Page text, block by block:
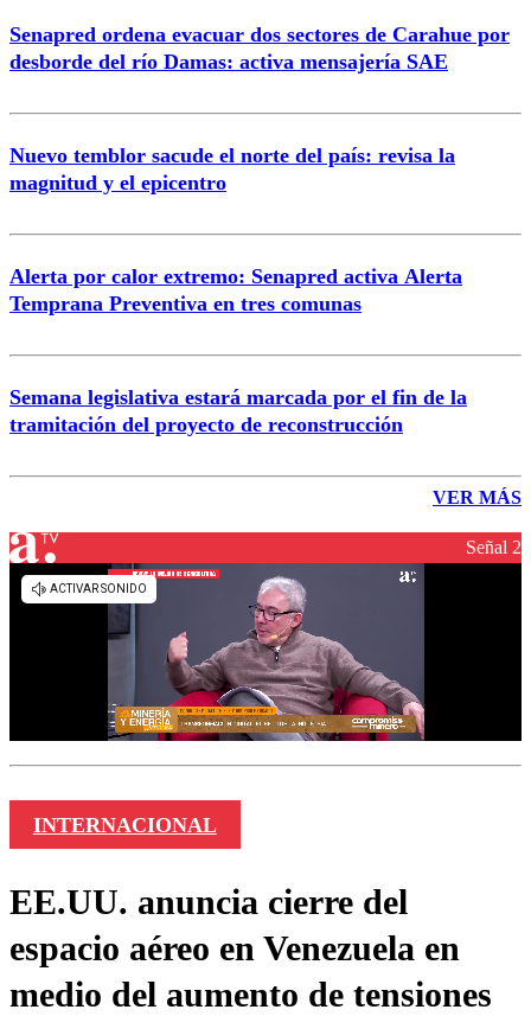
Senapred ordena evacuar dos sectores de Carahue por
desborde del río Damas: activa mensajería SAE
Nuevo temblor sacude el norte del país: revisa la
magnitud y el epicentro
Alerta por calor extremo: Senapred activa Alerta
Temprana Preventiva en tres comunas
Semana legislativa estará marcada por el fin de la
tramitación del proyecto de reconstrucción
VER MÁS
Señal 2
INTERNACIONAL
EE.UU. anuncia cierre del
espacio aéreo en Venezuela en
medio del aumento de tensiones